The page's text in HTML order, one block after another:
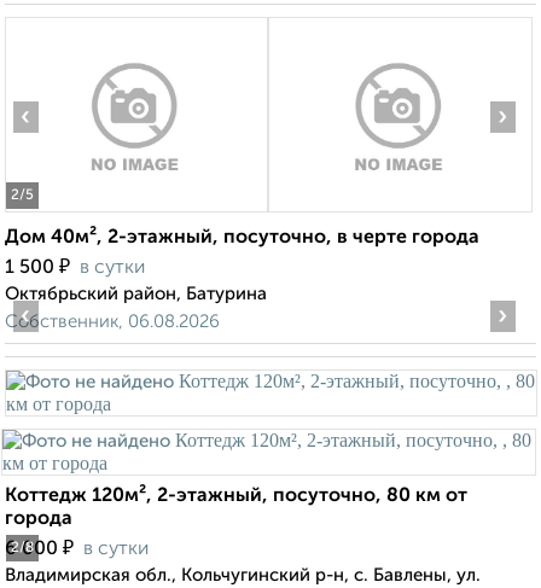
2/5
‹ ›
Дом 40м², 2-этажный, посуточно, в черте города
1 500 ₽ в сутки
Октябрьский район, Батурина
Собственник, 06.08.2026
2/8
‹ ›
Коттедж 120м², 2-этажный, посуточно, 80 км от
города
6 000 ₽ в сутки
Владимирская обл., Кольчугинский р-н, с. Бавлены, ул.